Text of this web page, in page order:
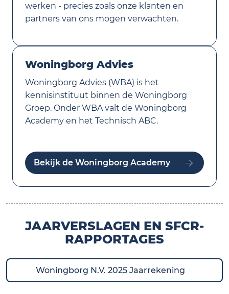
werken - precies zoals onze klanten en
partners van ons mogen verwachten.
Woningborg Advies
Woningborg Advies (WBA) is het
kennisinstituut binnen de Woningborg
Groep. Onder WBA valt de Woningborg
Academy en het Technisch ABC.
Bekijk de Woningborg Academy
JAARVERSLAGEN EN SFCR-
RAPPORTAGES
Woningborg N.V. 2025 Jaarrekening